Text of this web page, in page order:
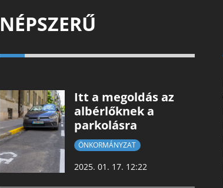
NÉPSZERŰ
Itt a megoldás az
albérlőknek a
parkolásra
ÖNKORMÁNYZAT
2025. 01. 17. 12:22